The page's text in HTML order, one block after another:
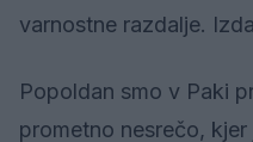
varnostne razdalje.
Popoldan smo v Paki
prometno nesrečo,